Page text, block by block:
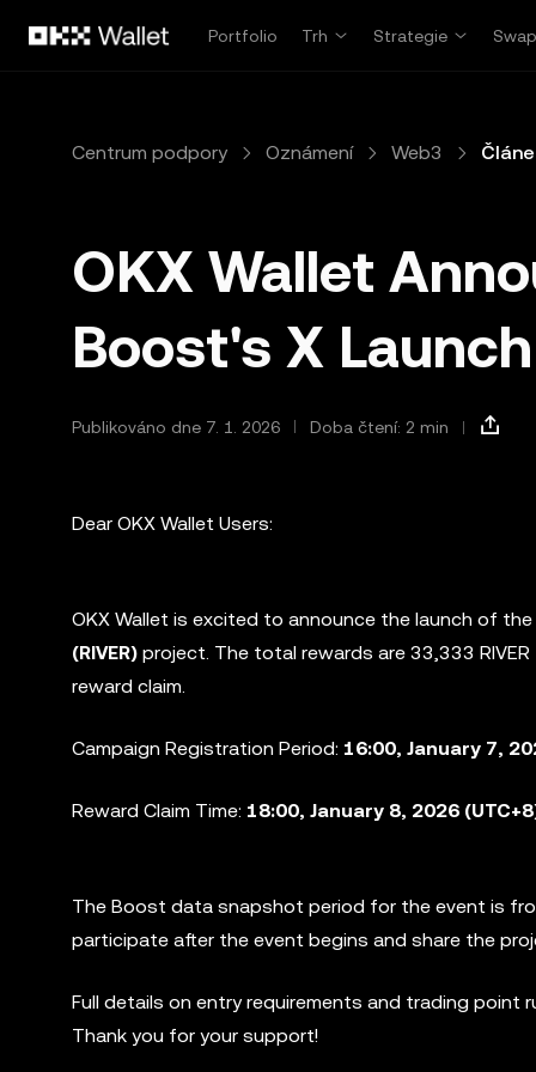
Portfolio
Trh Strategie
Centrum podpory Oznámení Web3
OKX Wallet
Boost's X
Publikováno dne 7. 1. 2026 Doba čtení: 2 min
Dear OKX Wallet Users:
OKX Wallet is excited to announce the launch of
(RIVER) project. The total rewards are 33,333
reward claim.
Campaign Registration Period: 16:00, January 7,
Reward Claim Time: 18:00, January 8, 2026
The Boost data snapshot period for the event is
participate after the event begins and share the
Full details on entry requirements and trading point
Thank you for your support!